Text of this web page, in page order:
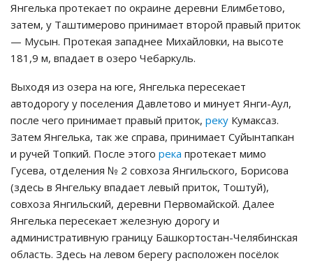
Янгелька протекает по окраине деревни Елимбетово,
затем, у Таштимерово принимает второй правый приток
— Мусын. Протекая западнее Михайловки, на высоте
181,9 м, впадает в озеро Чебаркуль.
Выходя из озера на юге, Янгелька пересекает
автодорогу у поселения Давлетово и минует Янги-Аул,
после чего принимает правый приток, реку Кумаксаз.
Затем Янгелька, так же справа, принимает Суйынтапкан
и ручей Топкий. После этого река протекает мимо
Гусева, отделения № 2 совхоза Янгильского, Борисова
(здесь в Янгельку впадает левый приток, Тоштуй),
совхоза Янгильский, деревни Первомайской. Далее
Янгелька пересекает железную дорогу и
административную границу Башкортостан-Челябинская
область. Здесь на левом берегу расположен посёлок